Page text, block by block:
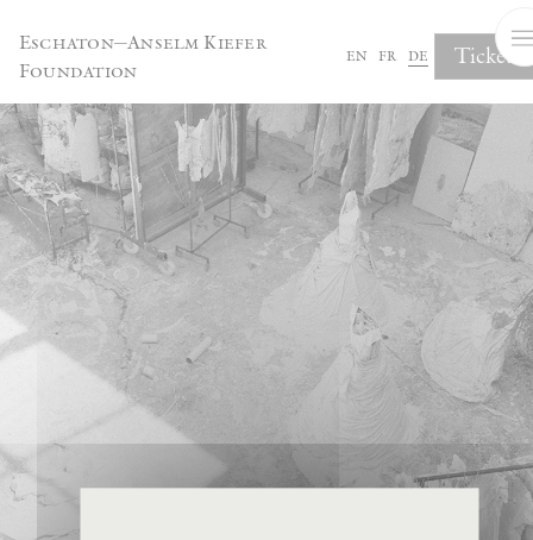
Eschaton—Anselm Kiefer
Foundation
en fr de Tickets